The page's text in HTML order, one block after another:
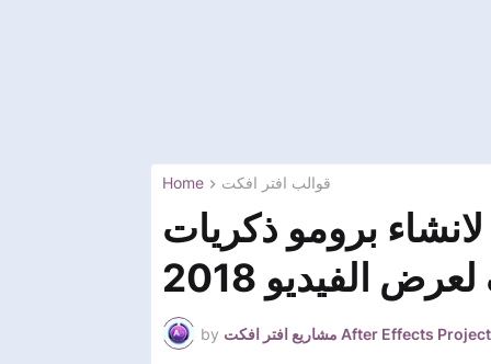
Home قوالب افتر افكت
برومو ذكريات
الفيديو 2018
by مشاريع افتر افكت After Effects Project